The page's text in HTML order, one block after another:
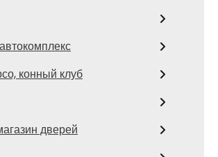
конный клуб
дверей